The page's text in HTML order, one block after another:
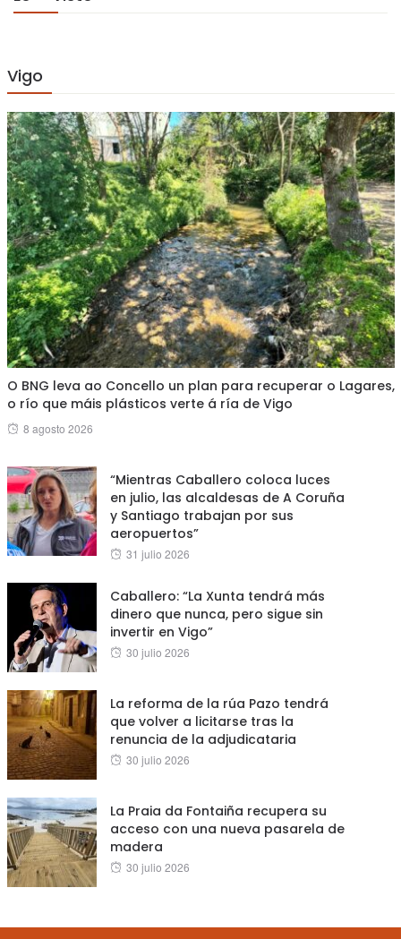
Vigo
O BNG leva ao Concello un plan para recuperar o Lagares,
o río que máis plásticos verte á ría de Vigo
Posted
8 agosto 2026
“Mientras Caballero coloca luces
en julio, las alcaldesas de A Coruña
y Santiago trabajan por sus
aeropuertos”
Posted
31 julio 2026
Caballero: “La Xunta tendrá más
dinero que nunca, pero sigue sin
invertir en Vigo”
Posted
30 julio 2026
La reforma de la rúa Pazo tendrá
que volver a licitarse tras la
renuncia de la adjudicataria
Posted
30 julio 2026
La Praia da Fontaiña recupera su
acceso con una nueva pasarela de
madera
Posted
30 julio 2026